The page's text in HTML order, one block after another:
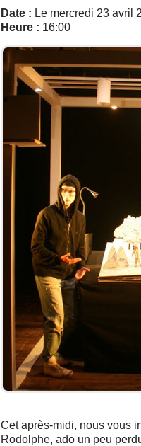
Date : Le mercredi 23 avril
Heure : 16:00
Cet après-midi, nous vous
Rodolphe, ado un peu